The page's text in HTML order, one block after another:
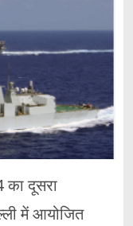
का दूसरा
में आयोजित